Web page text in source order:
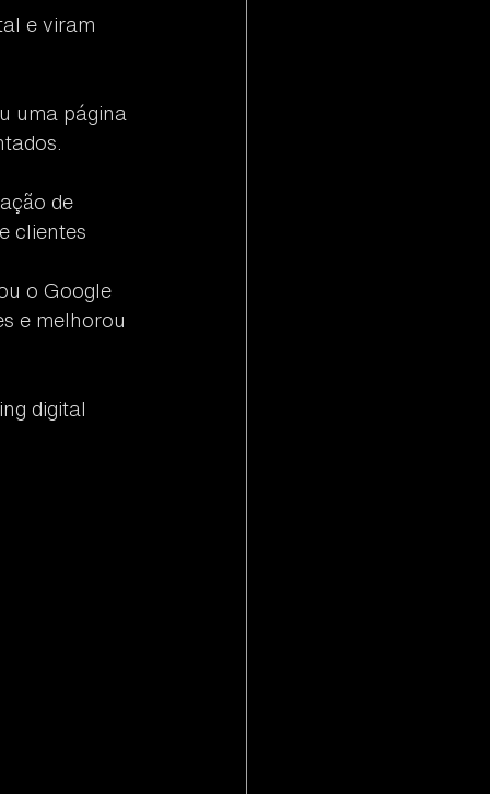
e viram
uma página
de
clientes
o Google
e melhorou
digital